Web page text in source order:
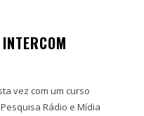
vez com um curso
Rádio e Mídia